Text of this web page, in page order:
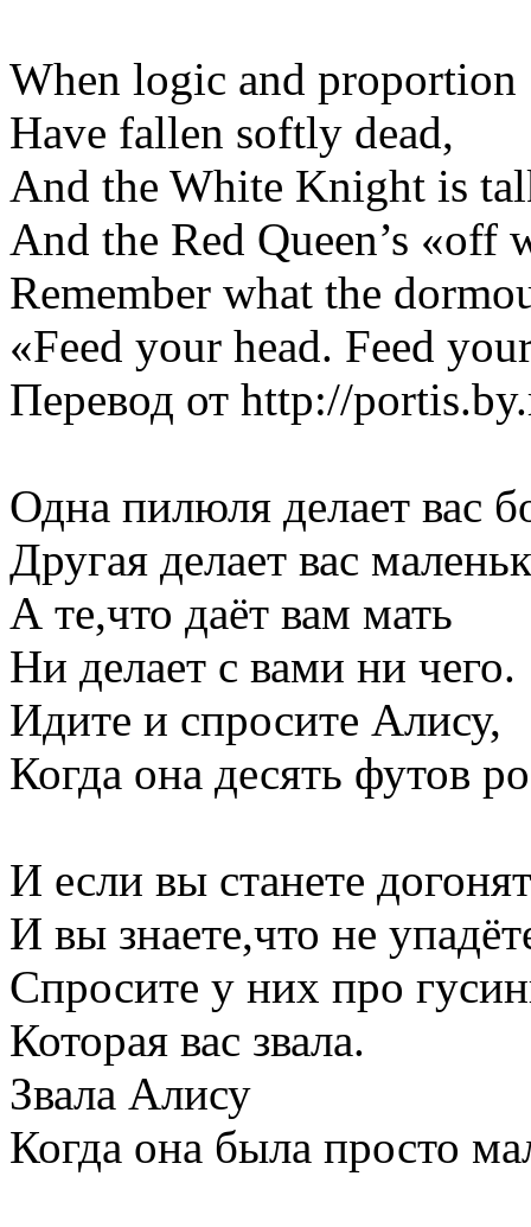
When logic and proportion
Have fallen softly dead,
And the White Knight is
And the Red Queen’s «off
Remember what the
«Feed your head. Feed
Перевод от http://
Одна пилюля делает вас
Другая делает вас
А те,что даёт вам мать
Ни делает с вами ни чего.
Идите и спросите Алису,
Когда она десять футов
И если вы станете
И вы знаете,что не
Спросите у них про
Которая вас звала.
Звала Алису
Когда она была просто